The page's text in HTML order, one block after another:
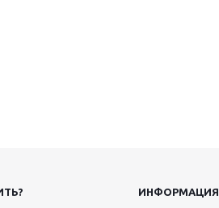
ИНФОРМАЦИЯ